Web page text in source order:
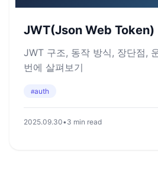
JWT(Json Web Token)
JWT 구조, 동작 방식, 장단점,
번에 살펴보기
#auth
2025.09.30•3 min read